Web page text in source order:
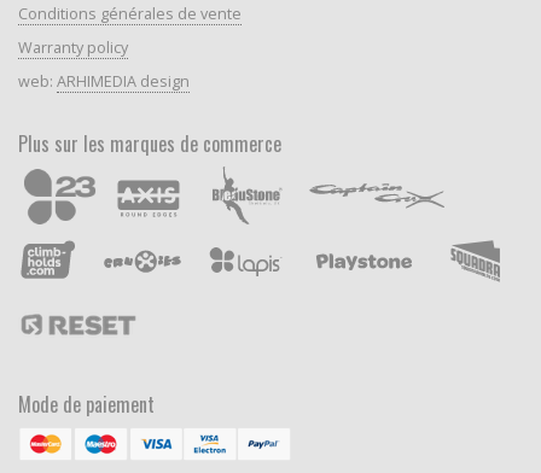
Conditions générales de vente
Warranty policy
web: ARHIMEDIA design
Plus sur les marques de commerce
Mode de paiement